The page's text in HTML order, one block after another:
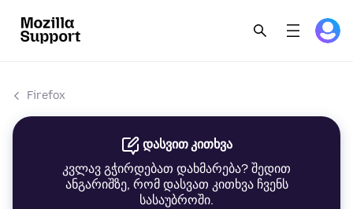
Firefox
დასვით კითხვა
კვლავ გჭირდებათ დახმარება? შედით
ანგარიშზე, რომ დასვათ კითხვა ჩვენს
სასაუბროში.